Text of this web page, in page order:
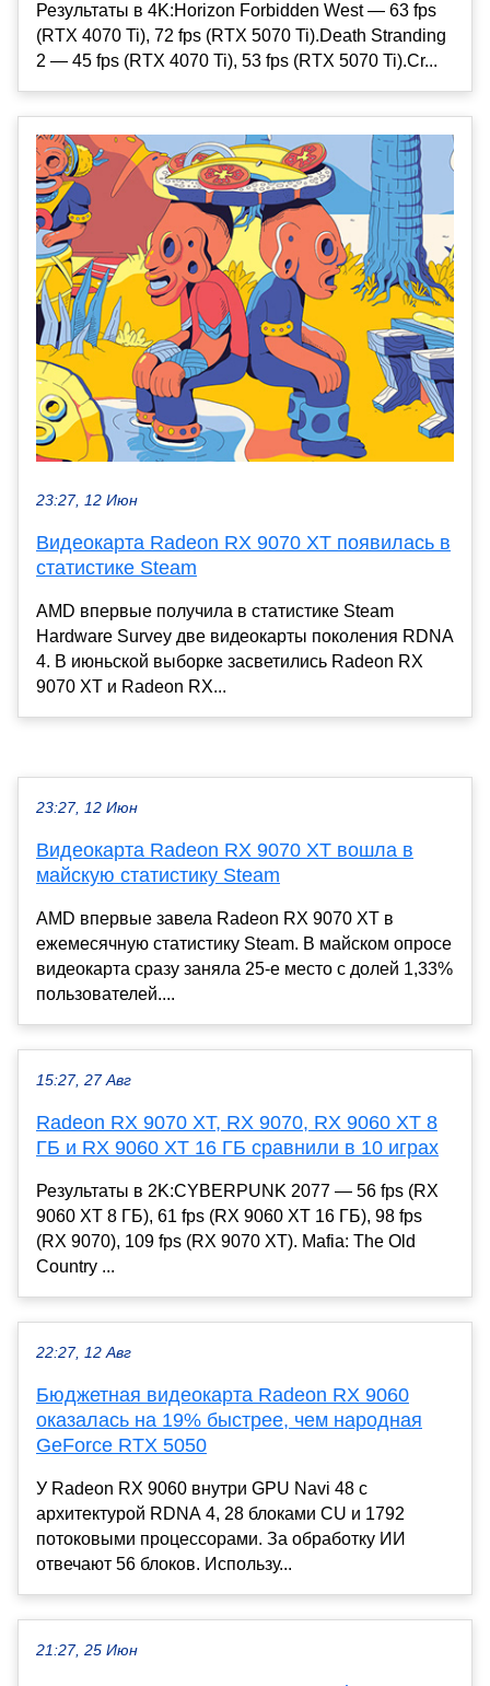
Результаты в 4K:Horizon Forbidden West — 63 fps
(RTX 4070 Ti), 72 fps (RTX 5070 Ti).Death Stranding
2 — 45 fps (RTX 4070 Ti), 53 fps (RTX 5070 Ti).Cr...
23:27, 12 Июн
Видеокарта Radeon RX 9070 XT появилась в
статистике Steam
AMD впервые получила в статистике Steam
Hardware Survey две видеокарты поколения RDNA
4. В июньской выборке засветились Radeon RX
9070 XT и Radeon RX...
23:27, 12 Июн
Видеокарта Radeon RX 9070 XT вошла в
майскую статистику Steam
AMD впервые завела Radeon RX 9070 XT в
ежемесячную статистику Steam. В майском опросе
видеокарта сразу заняла 25-е место с долей 1,33%
пользователей....
15:27, 27 Авг
Radeon RX 9070 XT, RX 9070, RX 9060 XT 8
ГБ и RX 9060 XT 16 ГБ сравнили в 10 играх
Результаты в 2K:CYBERPUNK 2077 — 56 fps (RX
9060 XT 8 ГБ), 61 fps (RX 9060 XT 16 ГБ), 98 fps
(RX 9070), 109 fps (RX 9070 XT). Mafia: The Old
Country ...
22:27, 12 Авг
Бюджетная видеокарта Radeon RX 9060
оказалась на 19% быстрее, чем народная
GeForce RTX 5050
У Radeon RX 9060 внутри GPU Navi 48 с
архитектурой RDNA 4, 28 блоками CU и 1792
потоковыми процессорами. За обработку ИИ
отвечают 56 блоков. Использу...
21:27, 25 Июн